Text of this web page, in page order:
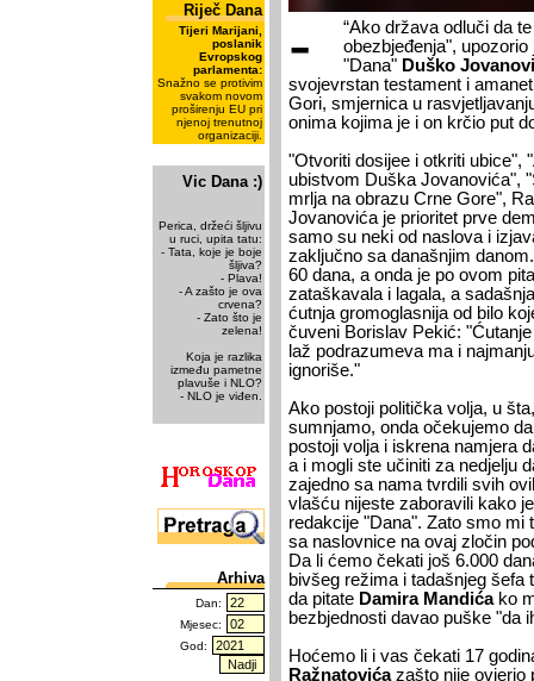
Riječ Dana
Tijeri Marijani,
poslanik
Evropskog
parlamenta:
Snažno se protivim
svakom novom
proširenju EU pri
njenoj trenutnoj
organizaciji.
Vic Dana :)
Perica, držeći šljivu
u ruci, upita tatu:
- Tata, koje je boje
šljiva?
- Plava!
- A zašto je ova
crvena?
- Zato što je
zelena!
Koja je razlika
između pametne
plavuše i NLO?
- NLO je viđen.
Arhiva
Dan:
Mjesec:
God:
-
“Ako država odluči da
obezbjeđenja",
"Dana" Duško
svojevrstan testament i
Gori, smjernica u
onima kojima je i on krčio put
"Otvoriti dosijee i otkriti ubice",
ubistvom Duška Jovanovića",
mrlja na obrazu Crne Gore",
Jovanovića je prioritet prve
samo su neki od naslova i
zaključno sa današnjim
60 dana, a onda je po ovom
zataškavala i lagala, a
ćutnja gromoglasnija od bilo
čuveni Borislav Pekić:
laž podrazumeva ma i
ignoriše."
Ako postoji politička volja, u
sumnjamo, onda očekujemo
postoji volja i iskrena namjera
a i mogli ste učiniti za nedjelju
zajedno sa nama tvrdili svih
vlašću nijeste zaboravili kako
redakcije "Dana". Zato smo mi
sa naslovnice na ovaj zločin
Da li ćemo čekati još 6.000
bivšeg režima i tadašnjeg šefa
da pitate Damira Mandićako
bezbjednosti davao puške "da
Hoćemo li i vas čekati 17
Ražnatovićazašto nije ovjerio